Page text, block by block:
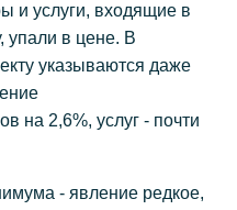
и услуги, входящие в
упали в цене. В
указываются даже
на 2,6%, услуг - почти
- явление редкое,